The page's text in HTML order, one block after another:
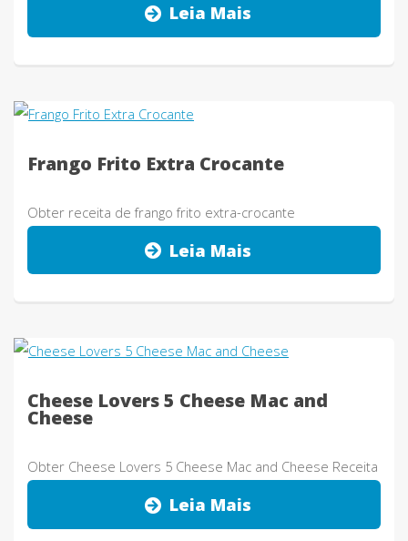
Leia Mais
Frango Frito Extra Crocante
Obter receita de frango frito extra-crocante
Leia Mais
Cheese Lovers 5 Cheese Mac and
Cheese
Obter Cheese Lovers 5 Cheese Mac and Cheese Receita
Leia Mais